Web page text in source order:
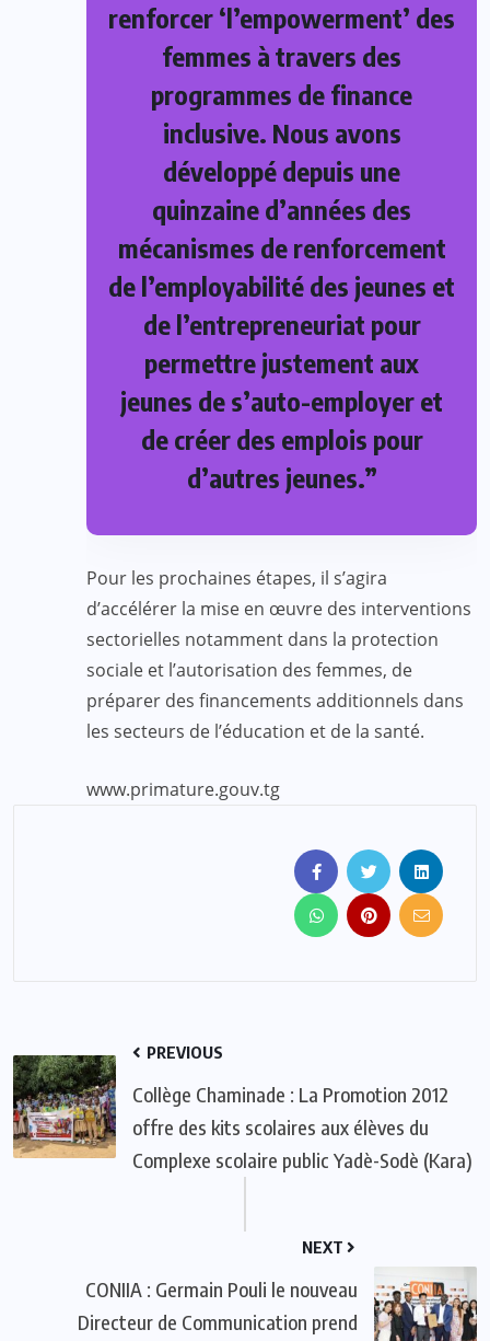
renforcer ‘l’empowerment’ des
femmes à travers des
programmes de finance
inclusive. Nous avons
développé depuis une
quinzaine d’années des
mécanismes de renforcement
de l’employabilité des jeunes et
de l’entrepreneuriat pour
permettre justement aux
jeunes de s’auto-employer et
de créer des emplois pour
d’autres jeunes.”
Pour les prochaines étapes, il s’agira
d’accélérer la mise en œuvre des interventions
sectorielles notamment dans la protection
sociale et l’autorisation des femmes, de
préparer des financements additionnels dans
les secteurs de l’éducation et de la santé.
www.primature.gouv.tg
PREVIOUS
Collège Chaminade : La Promotion 2012
offre des kits scolaires aux élèves du
Complexe scolaire public Yadè-Sodè (Kara)
NEXT
CONIIA : Germain Pouli le nouveau
Directeur de Communication prend